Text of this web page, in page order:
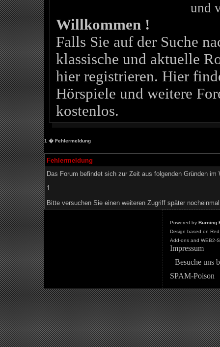
und
Willkommen !
Falls Sie auf der Suche
klassische und aktuelle
hier registrieren. Hier
Hörspiele und weitere
kostenlos.
1 � Fehlermeldung
Fehlermeldung
Das Forum befindet sich zur Zeit aus folgenden Gründen im
1
Bitte versuchen Sie einen weiteren Zugriff später
Powered by Burning
Design based on
Add-ons and WEB2-
Impressum
Besuche uns
SPAM-Poison